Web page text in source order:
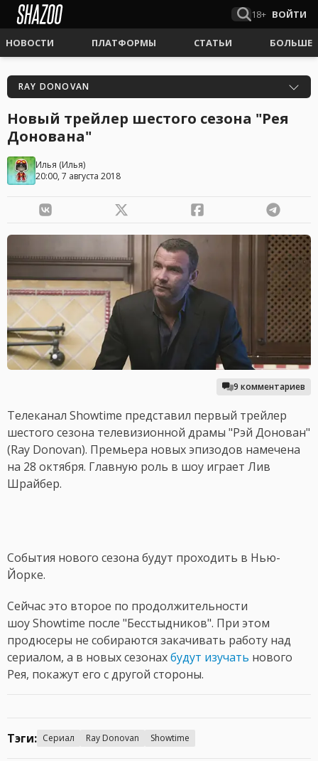
18+ ВОЙТИ
НОВОСТИ ПЛАТФОРМЫ СТАТЬИ БОЛЬШЕ
RAY DONOVAN
Новый трейлер шестого сезона "Рея
Донована"
Илья (Илья)
20:00, 7 августа 2018
9 комментариев
Телеканал Showtime представил первый трейлер
шестого сезона телевизионной драмы "Рэй Донован"
(Ray Donovan). Премьера новых эпизодов намечена
на 28 октября. Главную роль в шоу играет Лив
Шрайбер.
События нового сезона будут проходить в Нью-
Йорке.
Сейчас это второе по продолжительности
шоу Showtime после "Бесстыдников". При этом
продюсеры не собираются закачивать работу над
сериалом, а в новых сезонахбудут изучать нового
Рея, покажут его с другой стороны.
Тэги: Сериал Ray Donovan Showtime